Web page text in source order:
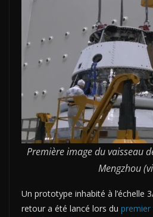
Première image du vaisseau
Mengzhou
Un prototype inhabité à l’échelle
retour a été lancé lors du premier